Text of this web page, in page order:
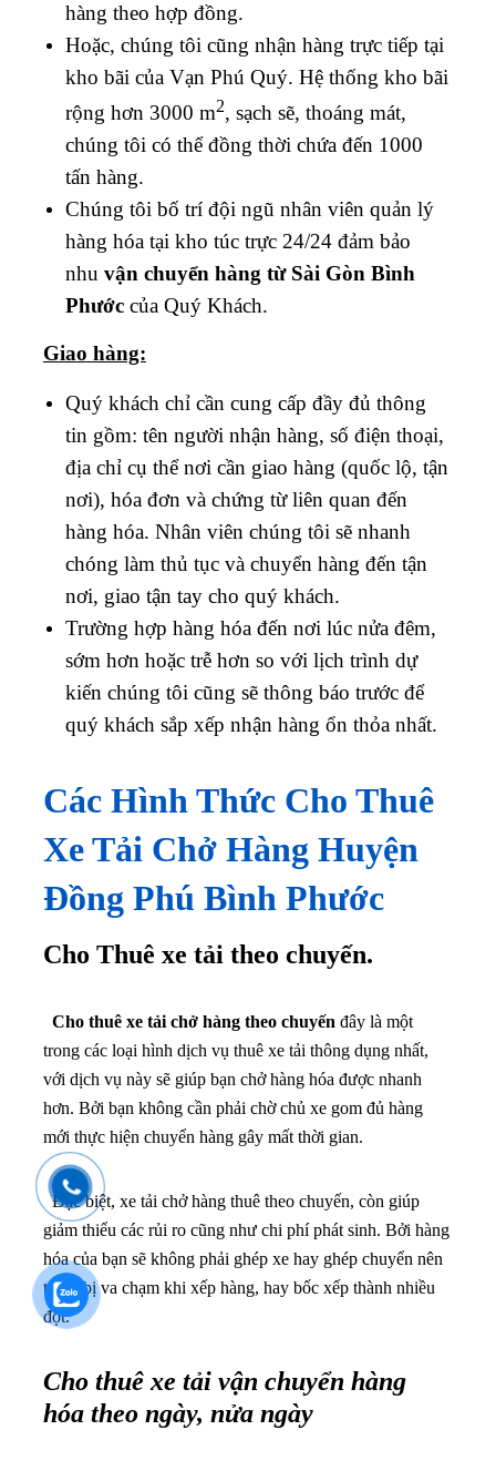
hàng theo hợp đồng.
Hoặc, chúng tôi cũng nhận hàng trực tiếp tại
kho bãi của Vạn Phú Quý. Hệ thống kho bãi
rộng hơn 3000 m2, sạch sẽ, thoáng mát,
chúng tôi có thể đồng thời chứa đến 1000
tấn hàng.
Chúng tôi bố trí đội ngũ nhân viên quản lý
hàng hóa tại kho túc trực 24/24 đảm bảo
nhu vận chuyển hàng từ Sài Gòn Bình
Phước của Quý Khách.
Giao hàng:
Quý khách chỉ cần cung cấp đầy đủ thông
tin gồm: tên người nhận hàng, số điện thoại,
địa chỉ cụ thể nơi cần giao hàng (quốc lộ, tận
nơi), hóa đơn và chứng từ liên quan đến
hàng hóa. Nhân viên chúng tôi sẽ nhanh
chóng làm thủ tục và chuyển hàng đến tận
nơi, giao tận tay cho quý khách.
Trường hợp hàng hóa đến nơi lúc nửa đêm,
sớm hơn hoặc trễ hơn so với lịch trình dự
kiến chúng tôi cũng sẽ thông báo trước để
quý khách sắp xếp nhận hàng ổn thỏa nhất.
Các Hình Thức Cho Thuê
Xe Tải Chở Hàng Huyện
Đồng Phú Bình Phước
Cho Thuê xe tải theo chuyến.
Cho thuê xe tải chở hàng theo chuyến đây là một
trong các loại hình dịch vụ thuê xe tải thông dụng nhất,
với dịch vụ này sẽ giúp bạn chở hàng hóa được nhanh
hơn. Bởi bạn không cần phải chờ chủ xe gom đủ hàng
mới thực hiện chuyển hàng gây mất thời gian.
Đặc biệt, xe tải chở hàng thuê theo chuyến, còn giúp
giảm thiểu các rủi ro cũng như chi phí phát sinh. Bởi hàng
hóa của bạn sẽ không phải ghép xe hay ghép chuyển nên
tránh bị va chạm khi xếp hàng, hay bốc xếp thành nhiều
đợt.
Cho thuê xe tải vận chuyển hàng
hóa theo ngày, nửa ngày